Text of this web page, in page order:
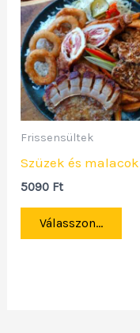
Frissensültek
Szüzek és malacok
5090 Ft
Válasszon...